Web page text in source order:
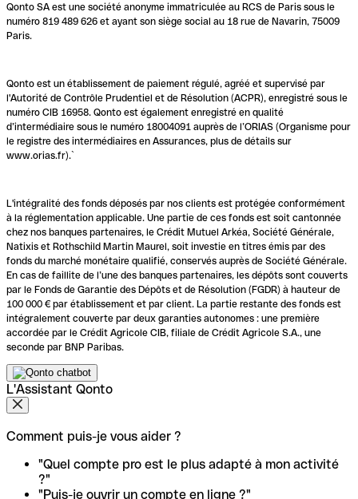
Qonto SA est une société anonyme immatriculée au RCS de Paris sous le
numéro 819 489 626 et ayant son siège social au 18 rue de Navarin, 75009
Paris.
Qonto est un établissement de paiement régulé, agréé et supervisé par
l'Autorité de Contrôle Prudentiel et de Résolution (ACPR), enregistré sous le
numéro CIB 16958. Qonto est également enregistré en qualité
d’intermédiaire sous le numéro 18004091 auprès de l’ORIAS (Organisme pour
le registre des intermédiaires en Assurances, plus de détails sur
www.orias.fr).`
L'intégralité des fonds déposés par nos clients est protégée conformément
à la réglementation applicable. Une partie de ces fonds est soit cantonnée
chez nos banques partenaires, le Crédit Mutuel Arkéa, Société Générale,
Natixis et Rothschild Martin Maurel, soit investie en titres émis par des
fonds du marché monétaire qualifié, conservés auprès de Société Générale.
En cas de faillite de l’une des banques partenaires, les dépôts sont couverts
par le Fonds de Garantie des Dépôts et de Résolution (FGDR) à hauteur de
100 000 € par établissement et par client. La partie restante des fonds est
intégralement couverte par deux garanties autonomes : une première
accordée par le Crédit Agricole CIB, filiale de Crédit Agricole S.A., une
seconde par BNP Paribas.
L'Assistant Qonto
Comment puis-je vous aider ?
"Quel compte pro est le plus adapté à mon activité
?"
"Puis-je ouvrir un compte en ligne ?"